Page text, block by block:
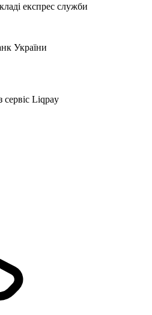
експрес служби
України
сервіс Liqpay